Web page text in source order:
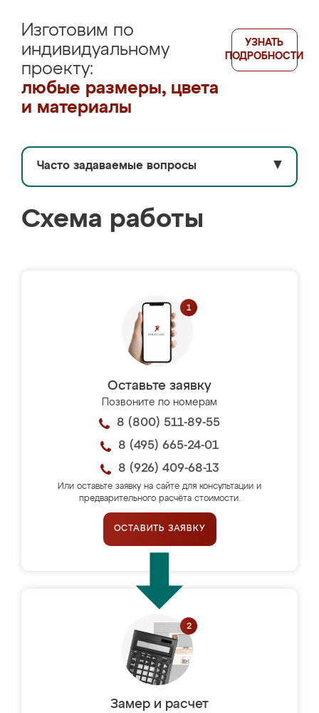
Изготовим по
индивидуальному
проекту:
любые размеры, цвета
и материалы
УЗНАТЬ
ПОДРОБНОСТИ
Часто задаваемые вопросы ▼
Схема работы
Оставьте заявку
Позвоните по номерам
8 (800) 511-89-55
8 (495) 665-24-01
8 (926) 409-68-13
Или оставьте заявку на сайте для консультации и
предварительного расчёта стоимости.
ОСТАВИТЬ ЗАЯВКУ
Замер и расчет